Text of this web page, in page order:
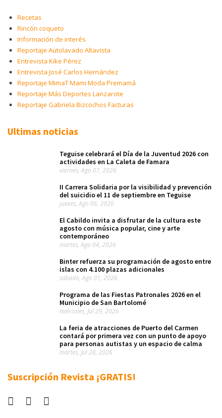
Recetas
Rincón coqueto
Información de interés
Reportaje Autolavado Altavista
Entrevista Kike Pérez
Entrevista José Carlos Hernández
Reportaje MimaT Mami Moda Premamá
Reportaje Más Deportes Lanzarote
Reportaje Gabriela Bizcochos Facturas
Ultimas noticias
Teguise celebrará el Día de la Juventud 2026 con
actividades en La Caleta de Famara
viernes, Ago 07, 2026
II Carrera Solidaria por la visibilidad y prevención
del suicidio el 11 de septiembre en Teguise
jueves, Ago 06, 2026
El Cabildo invita a disfrutar de la cultura este
agosto con música popular, cine y arte
contemporáneo
martes, Ago 04, 2026
Binter refuerza su programación de agosto entre
islas con 4.100 plazas adicionales
sábado, Ago 01, 2026
Programa de las Fiestas Patronales 2026 en el
Municipio de San Bartolomé
miércoles, Jul 29, 2026
La feria de atracciones de Puerto del Carmen
contará por primera vez con un punto de apoyo
para personas autistas y un espacio de calma
martes, Jul 28, 2026
Suscripción Revista ¡GRATIS!